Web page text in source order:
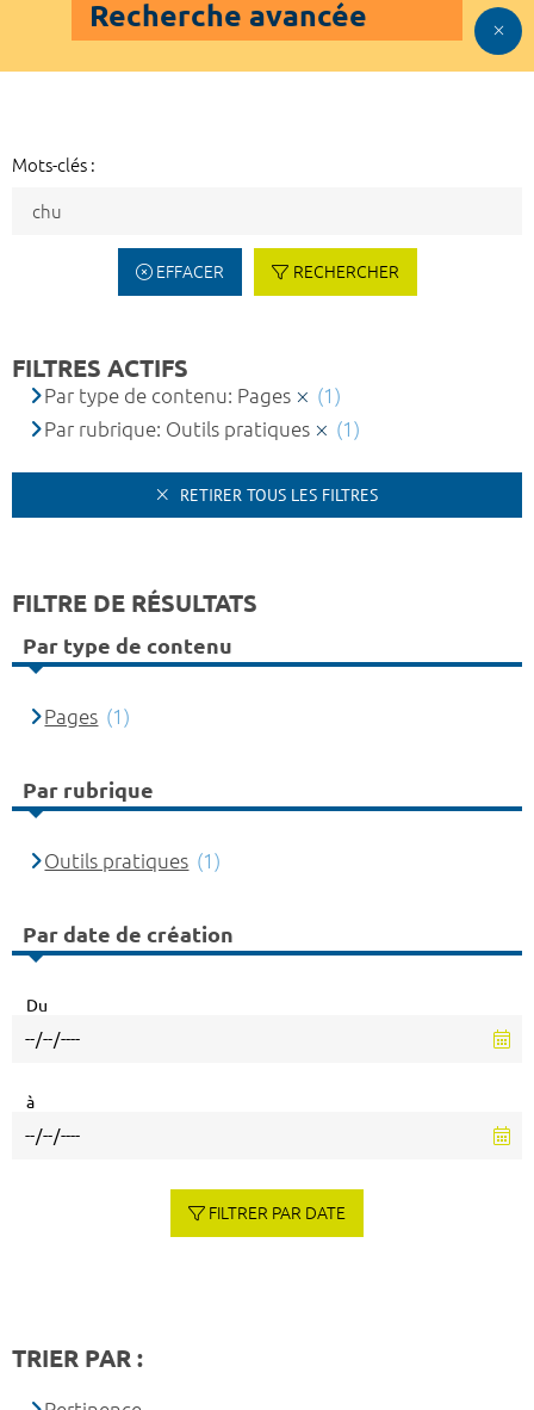
Recherche avancée
Mots-clés :
EFFACER RECHERCHER
FILTRES ACTIFS
Par type de contenu: Pages
(1)
Par rubrique: Outils pratiques
(1)
RETIRER TOUS LES FILTRES
FILTRE DE RÉSULTATS
Par type de contenu
Pages (1)
Par rubrique
Outils pratiques (1)
Par date de création
Du
à
FILTRER PAR DATE
TRIER PAR :